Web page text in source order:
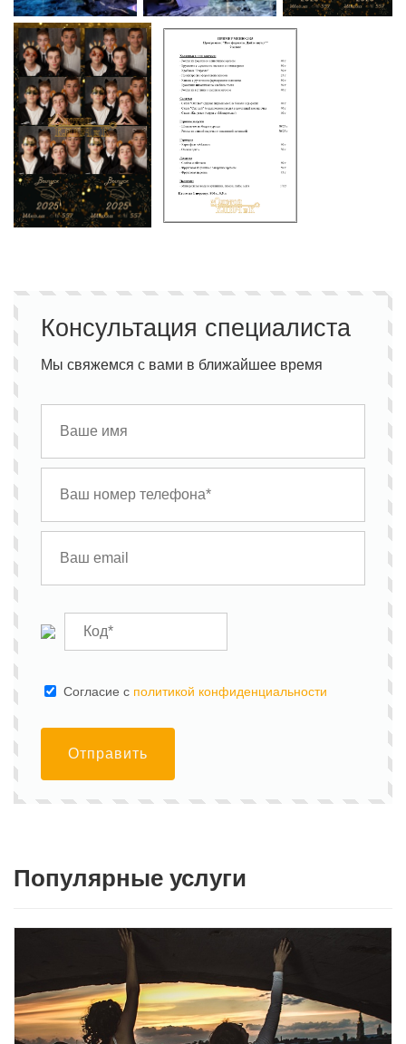
Консультация специалиста
Мы свяжемся с вами в ближайшее время
Cогласие с политикой конфиденциальности
Отправить
Популярные услуги